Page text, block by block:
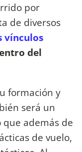
por
de diversos
vínculos
del
formación y
será un
que además de
de vuelo,